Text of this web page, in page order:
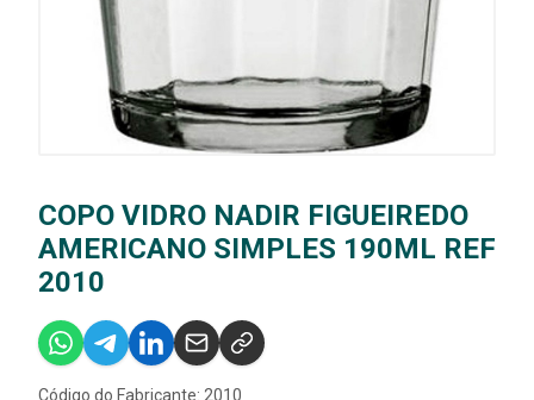
COPO VIDRO NADIR FIGUEIREDO
AMERICANO SIMPLES 190ML REF
2010
Código do Fabricante: 2010